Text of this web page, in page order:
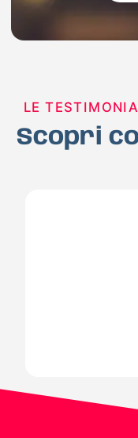
LE
Scopri